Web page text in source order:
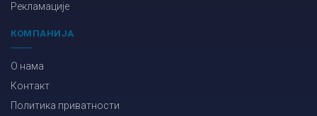
Рекламације
КОМПАНИЈА
О нама
Контакт
Политика приватности